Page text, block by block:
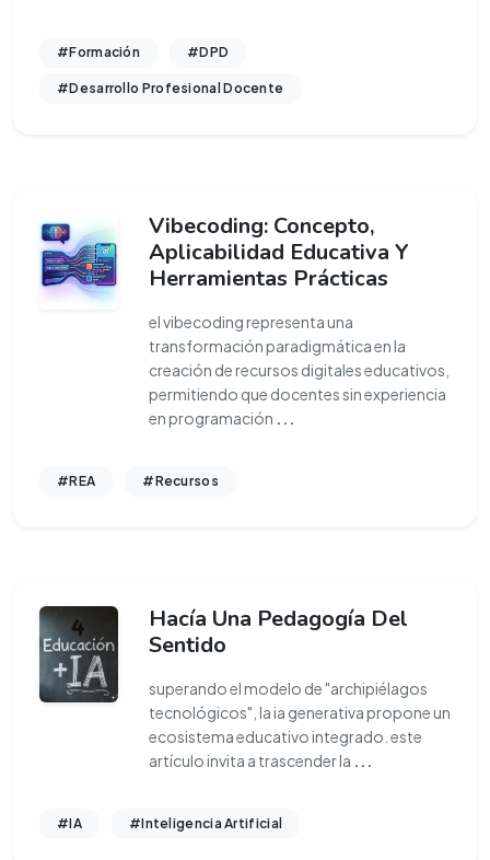
#Formación #DPD
#Desarrollo Profesional Docente
Vibecoding: Concepto,
Aplicabilidad Educativa Y
Herramientas Prácticas
el vibecoding representa una
transformación paradigmática en la
creación de recursos digitales educativos,
permitiendo que docentes sin experiencia
en programación ...
#REA #Recursos
Hacía Una Pedagogía Del
Sentido
superando el modelo de "archipiélagos
tecnológicos", la ia generativa propone un
ecosistema educativo integrado. este
artículo invita a trascender la ...
#IA #Inteligencia Artificial